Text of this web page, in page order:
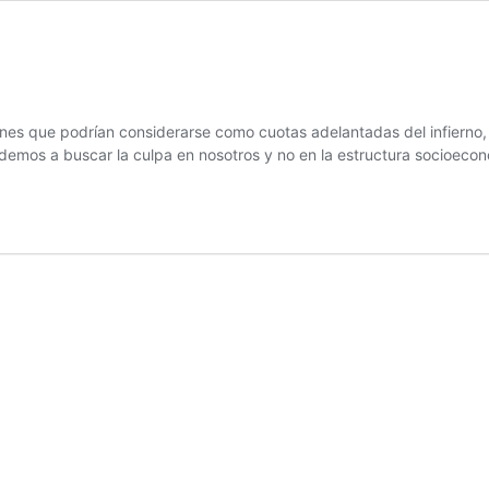
que podrían considerarse como cuotas adelantadas del
a buscar la culpa en nosotros y no en la estructura